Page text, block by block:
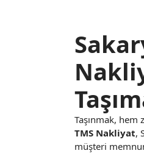
Taşınmak,
TMS Nakliyat,
müşteri